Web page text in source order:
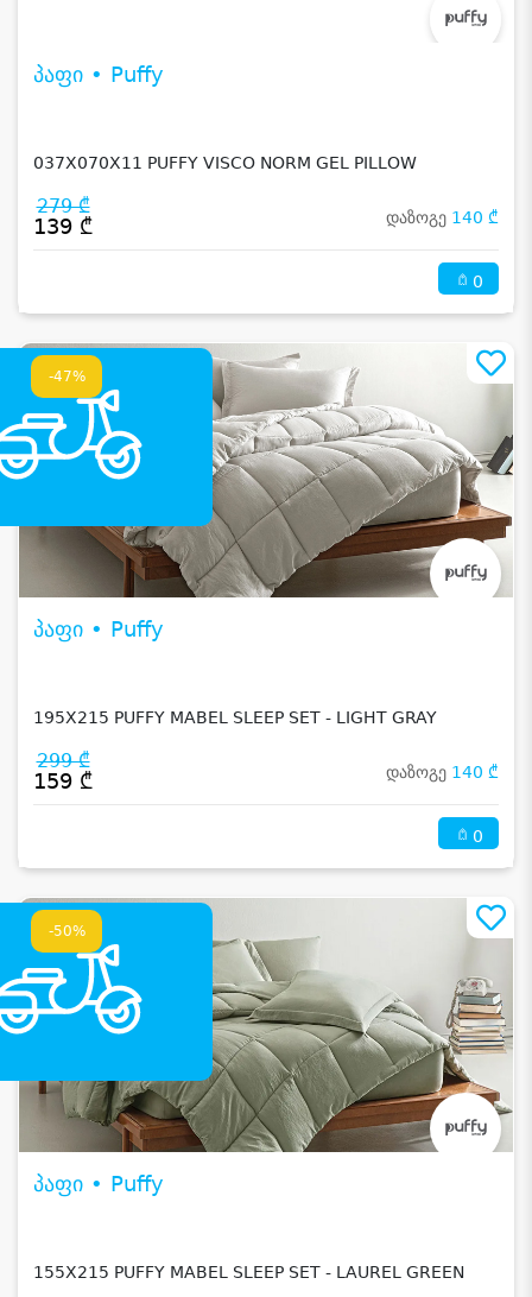
პაფი • Puffy
037X070X11 PUFFY VISCO NORM GEL PILLOW
279 ₾
139 ₾ დაზოგე 140 ₾
0
-47%
პაფი • Puffy
195X215 PUFFY MABEL SLEEP SET - LIGHT GRAY
299 ₾
159 ₾ დაზოგე 140 ₾
0
-50%
პაფი • Puffy
155X215 PUFFY MABEL SLEEP SET - LAUREL GREEN